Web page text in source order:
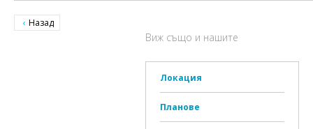
Назад
Виж също и нашите
Локация
Планове